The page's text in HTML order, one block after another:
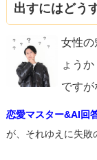
出すにはどう
女性の
ょう
です
恋愛マスター&AI回
が、それゆえに失敗